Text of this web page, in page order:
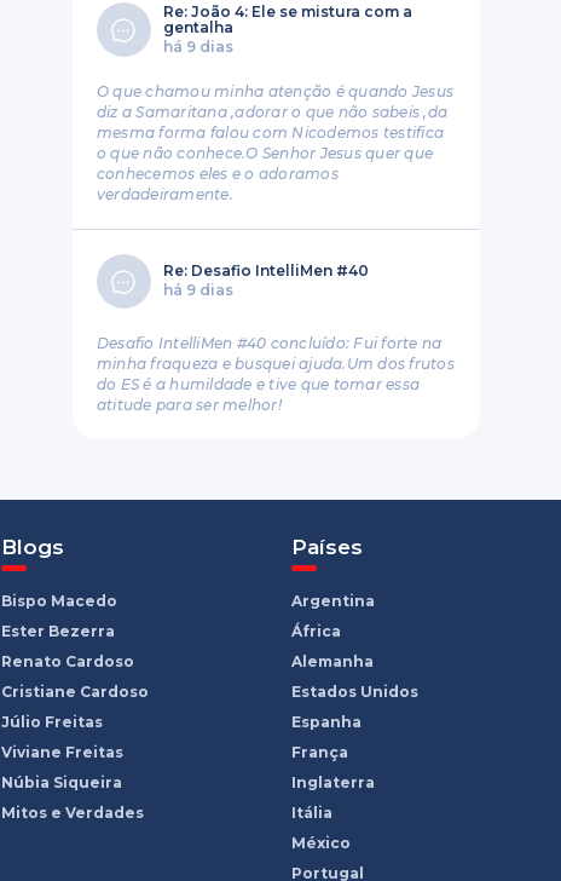
Re: João 4: Ele se mistura com a
gentalha
há 9 dias
O que chamou minha atenção é quando Jesus
diz a Samaritana ,adorar o que não sabeis ,da
mesma forma falou com Nicodemos testifica
o que não conhece.O Senhor Jesus quer que
conhecemos eles e o adoramos
verdadeiramente.
Re: Desafio IntelliMen #40
há 9 dias
Desafio IntelliMen #40 concluído: Fui forte na
minha fraqueza e busquei ajuda.Um dos frutos
do ES é a humildade e tive que tomar essa
atitude para ser melhor!
Blogs
Bispo Macedo
Ester Bezerra
Renato Cardoso
Cristiane Cardoso
Júlio Freitas
Viviane Freitas
Núbia Siqueira
Mitos e Verdades
Países
Argentina
África
Alemanha
Estados Unidos
Espanha
França
Inglaterra
Itália
México
Portugal